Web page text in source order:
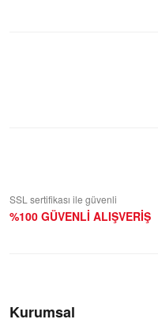
SSL sertifikası ile güvenli
%100 GÜVENLİ ALIŞVERİŞ
Kurumsal